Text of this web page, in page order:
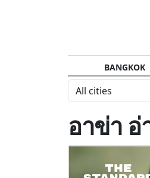
BANGKOK
CHANTHABURI
NAKHON
All cities
อาข่า อ่